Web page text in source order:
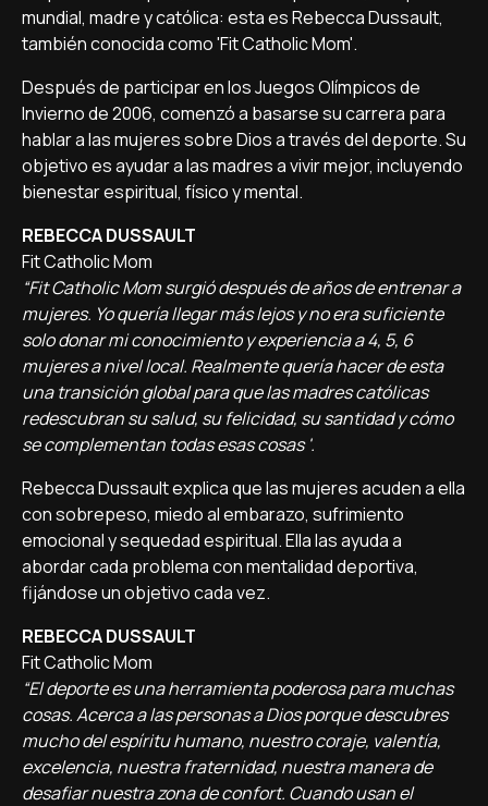
mundial, madre y católica: esta es Rebecca Dussault,
también conocida como 'Fit Catholic Mom'.
Después de participar en los Juegos Olímpicos de
Invierno de 2006, comenzó a basarse su carrera para
hablar a las mujeres sobre Dios a través del deporte. Su
objetivo es ayudar a las madres a vivir mejor, incluyendo
bienestar espiritual, físico y mental.
REBECCA DUSSAULT
Fit Catholic Mom
“Fit Catholic Mom surgió después de años de entrenar a
mujeres. Yo quería llegar más lejos y no era suficiente
solo donar mi conocimiento y experiencia a 4, 5, 6
mujeres a nivel local. Realmente quería hacer de esta
una transición global para que las madres católicas
redescubran su salud, su felicidad, su santidad y cómo
se complementan todas esas cosas '.
Rebecca Dussault explica que las mujeres acuden a ella
con sobrepeso, miedo al embarazo, sufrimiento
emocional y sequedad espiritual. Ella las ayuda a
abordar cada problema con mentalidad deportiva,
fijándose un objetivo cada vez.
REBECCA DUSSAULT
Fit Catholic Mom
“El deporte es una herramienta poderosa para muchas
cosas. Acerca a las personas a Dios porque descubres
mucho del espíritu humano, nuestro coraje, valentía,
excelencia, nuestra fraternidad, nuestra manera de
desafiar nuestra zona de confort. Cuando usan el